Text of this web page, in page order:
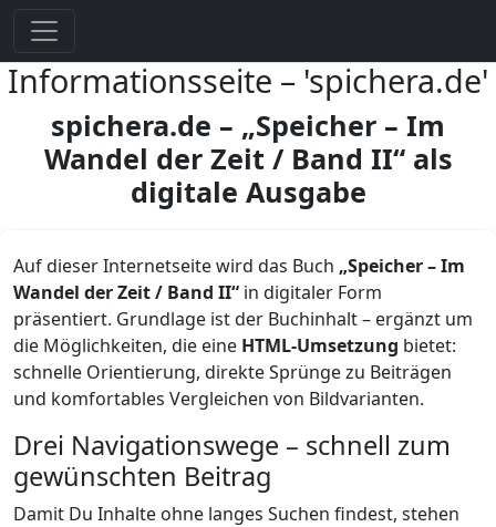
Informationsseite – 'spichera.de'
spichera.de – „Speicher – Im
Wandel der Zeit / Band II“ als
digitale Ausgabe
Auf dieser Internetseite wird das Buch „Speicher – Im
Wandel der Zeit / Band II“ in digitaler Form
präsentiert. Grundlage ist der Buchinhalt – ergänzt um
die Möglichkeiten, die eine HTML-Umsetzung bietet:
schnelle Orientierung, direkte Sprünge zu Beiträgen
und komfortables Vergleichen von Bildvarianten.
Drei Navigationswege – schnell zum
gewünschten Beitrag
Damit Du Inhalte ohne langes Suchen findest, stehen